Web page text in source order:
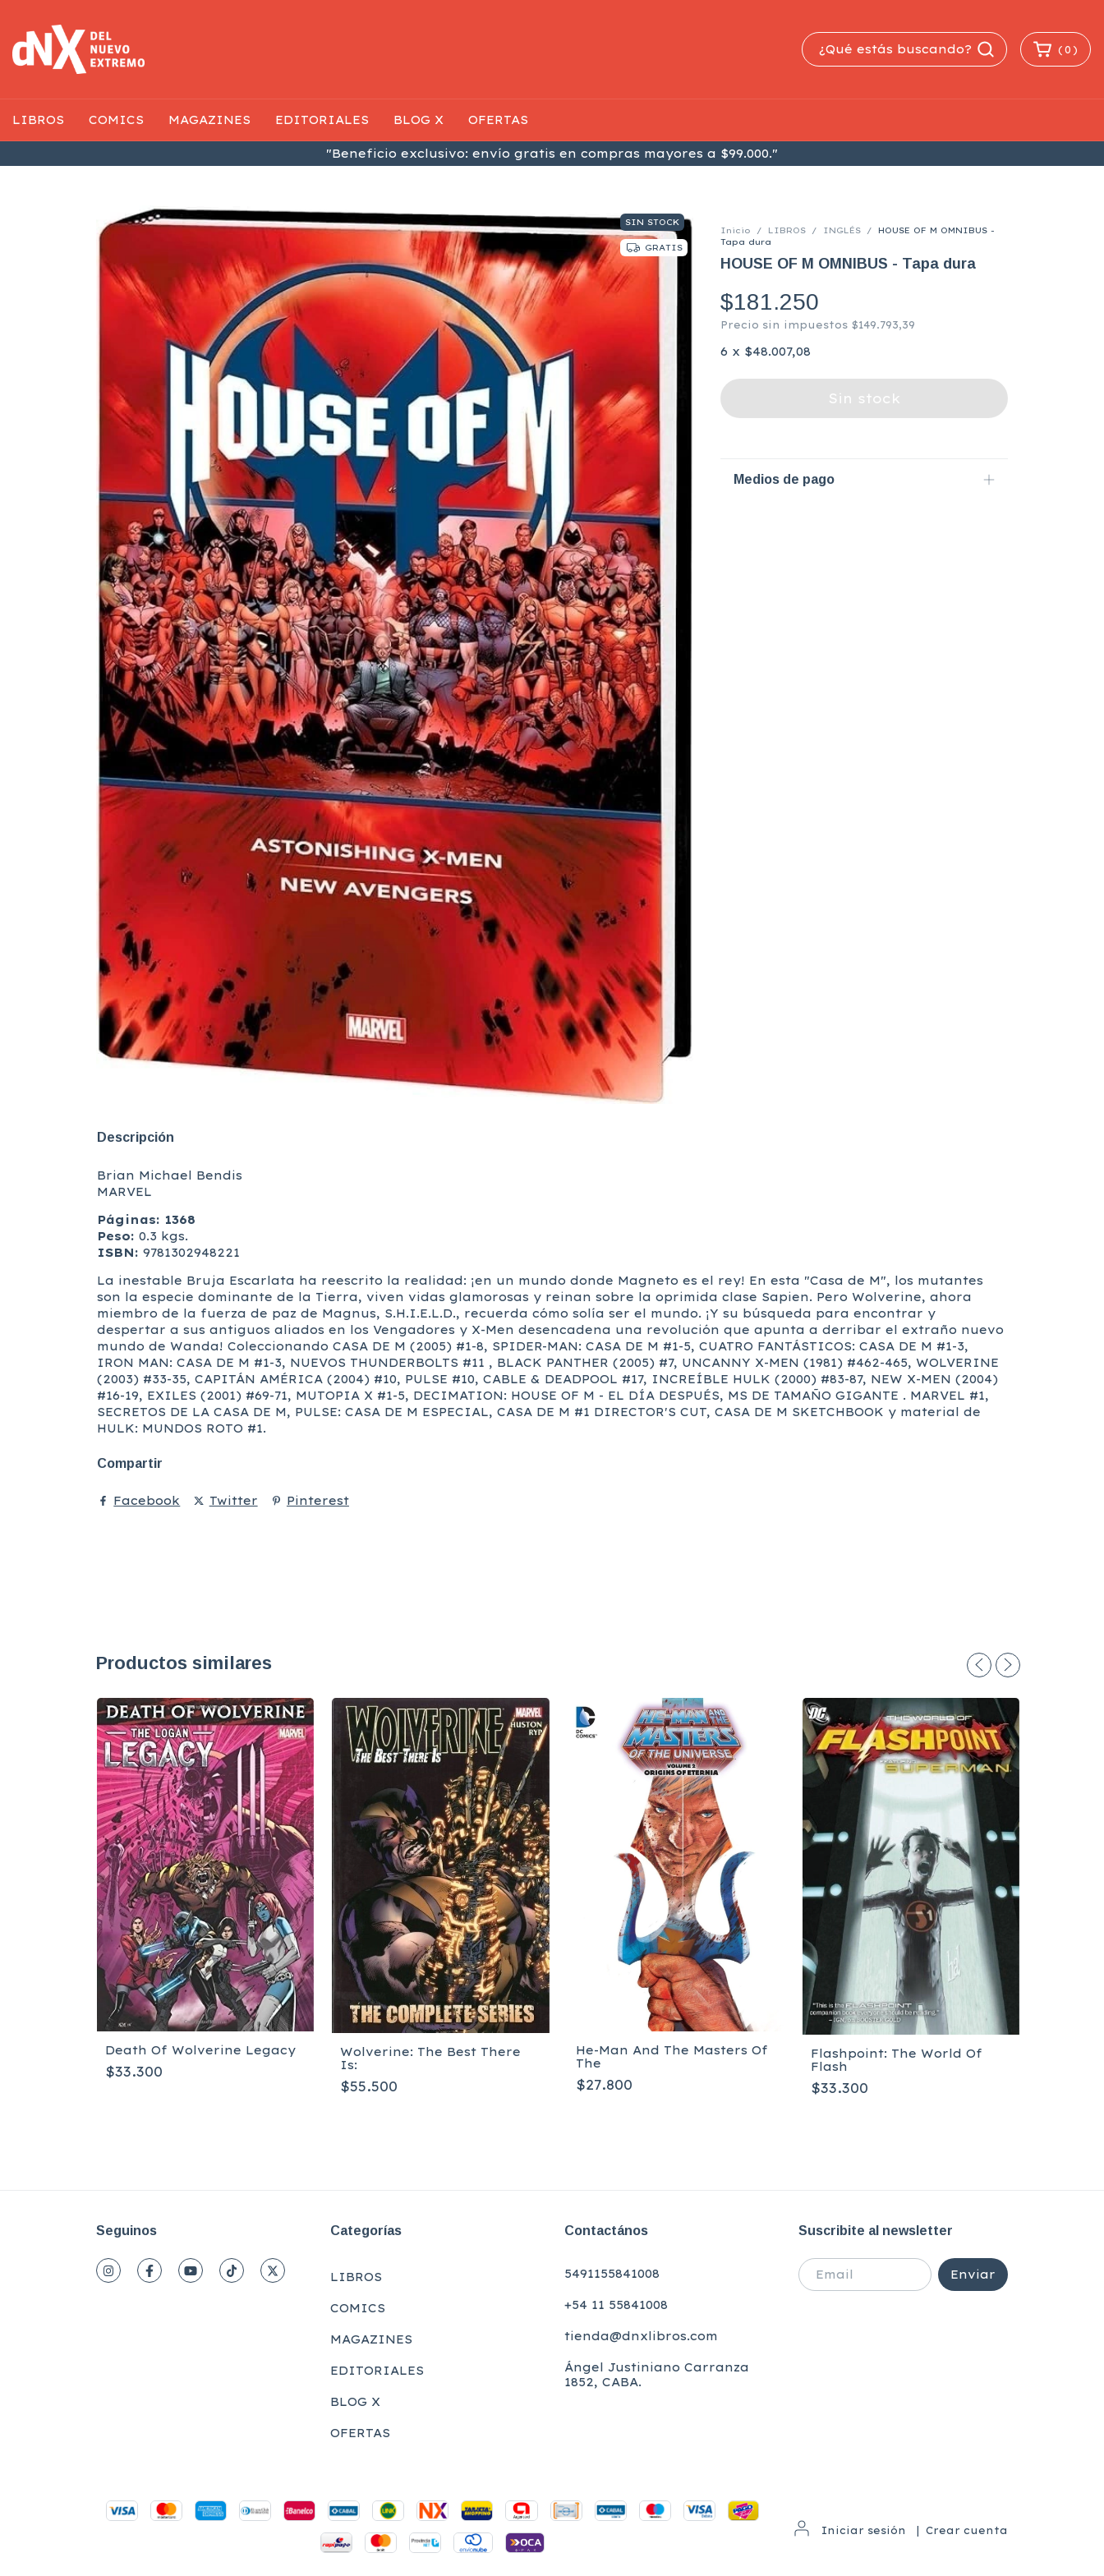
"Beneficio exclusivo: envío gratis en compras mayores a $99.000."
( 0 )
LIBROS COMICS MAGAZINES EDITORIALES BLOG X OFERTAS
SIN STOCK
GRATIS
Inicio / LIBROS / INGLÉS /
HOUSE OF M OMNIBUS -
Tapa dura
HOUSE OF M OMNIBUS - Tapa dura
$181.250
Precio sin impuestos $149.793,39
6 x $48.007,08
Medios de pago
Descripción
Brian Michael Bendis
MARVEL
Páginas: 1368
Peso: 0.3 kgs.
ISBN: 9781302948221
La inestable Bruja Escarlata ha reescrito la realidad: ¡en un mundo donde Magneto es el rey! En esta "Casa de M", los mutantes
son la especie dominante de la Tierra, viven vidas glamorosas y reinan sobre la oprimida clase Sapien. Pero Wolverine, ahora
miembro de la fuerza de paz de Magnus, S.H.I.E.L.D., recuerda cómo solía ser el mundo. ¡Y su búsqueda para encontrar y
despertar a sus antiguos aliados en los Vengadores y X-Men desencadena una revolución que apunta a derribar el extraño nuevo
mundo de Wanda! Coleccionando CASA DE M (2005) #1-8, SPIDER-MAN: CASA DE M #1-5, CUATRO FANTÁSTICOS: CASA DE M #1-3,
IRON MAN: CASA DE M #1-3, NUEVOS THUNDERBOLTS #11 , BLACK PANTHER (2005) #7, UNCANNY X-MEN (1981) #462-465, WOLVERINE
(2003) #33-35, CAPITÁN AMÉRICA (2004) #10, PULSE #10, CABLE & DEADPOOL #17, INCREÍBLE HULK (2000) #83-87, NEW X-MEN (2004)
#16-19, EXILES (2001) #69-71, MUTOPIA X #1-5, DECIMATION: HOUSE OF M - EL DÍA DESPUÉS, MS DE TAMAÑO GIGANTE . MARVEL #1,
SECRETOS DE LA CASA DE M, PULSE: CASA DE M ESPECIAL, CASA DE M #1 DIRECTOR'S CUT, CASA DE M SKETCHBOOK y material de
HULK: MUNDOS ROTO #1.
Compartir
Facebook Twitter Pinterest
Productos similares
Death Of Wolverine Legacy
$33.300
Wolverine: The Best There
Is:
$55.500
He-Man And The Masters Of
The
$27.800
Flashpoint: The World Of
Flash
$33.300
Seguinos Categorías
LIBROS
COMICS
MAGAZINES
EDITORIALES
BLOG X
OFERTAS
Contactános
5491155841008
+54 11 55841008
tienda@dnxlibros.com
Ángel Justiniano Carranza
1852, CABA.
Suscribite al newsletter
Iniciar sesión Crear cuenta